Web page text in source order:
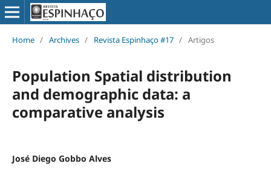
Home / Archives / Revista Espinhaço #17 / Artigos
Population Spatial distribution
and demographic data: a
comparative analysis
José Diego Gobbo Alves